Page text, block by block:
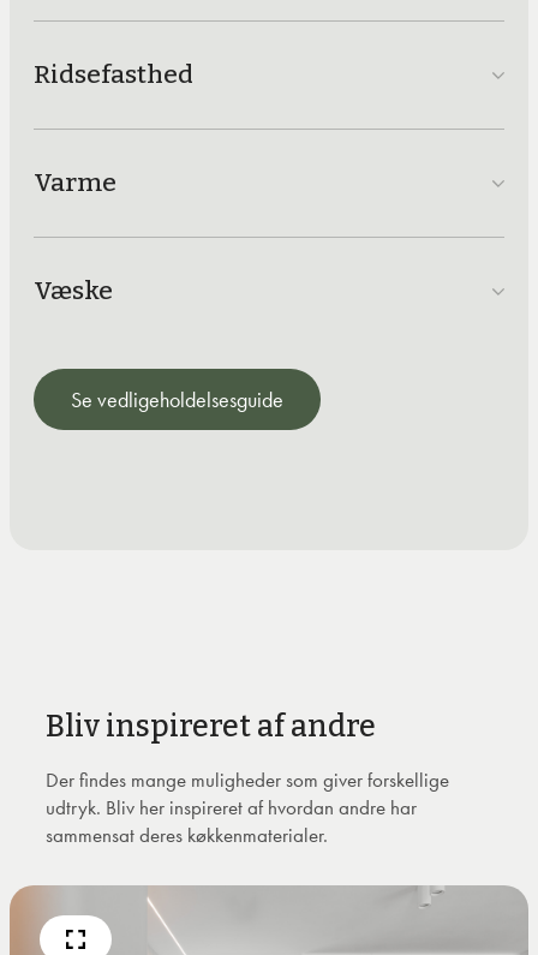
Ridsefasthed
Varme
Væske
Se vedligeholdelsesguide
Bliv inspireret af andre
Der findes mange muligheder som giver forskellige
udtryk. Bliv her inspireret af hvordan andre har
sammensat deres køkkenmaterialer.